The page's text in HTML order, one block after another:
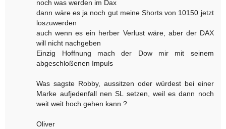
noch was werden im Dax
dann wäre es ja noch gut meine Shorts von 10150 jetzt
loszuwerden
auch wenn es ein herber Verlust wäre, aber der DAX
will nicht nachgeben
Einzig Hoffnung mach der Dow mir mit seinem
abgeschloßenen Impuls
Was sagste Robby, aussitzen oder würdest bei einer
Marke aufjedenfall nen SL setzen, weil es dann noch
weit weit hoch gehen kann ?
Oliver